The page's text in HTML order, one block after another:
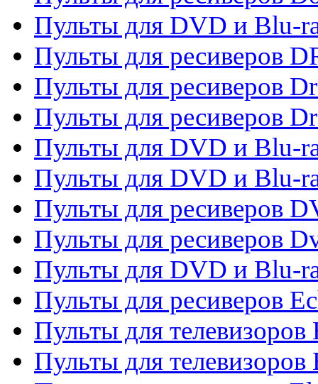
Пульты для DVD и Blu-
Пульты для ресиверов
Пульты для ресиверов
Пульты для ресиверов
Пульты для DVD и Blu-
Пульты для DVD и Blu-
Пульты для ресиверов
Пульты для ресиверов
Пульты для DVD и Blu-
Пульты для ресиверов
Пульты для телевизоров
Пульты для телевизоров